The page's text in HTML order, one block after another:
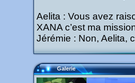
Aelita : Vous avez
XANA c’est ma
Jérémie : Non, Aelita,
Galerie